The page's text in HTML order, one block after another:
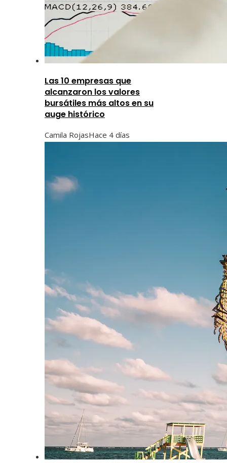
Las 10 empresas que
alcanzaron los valores
bursátiles más altos en su
auge histórico
Camila RojasHace 4 días